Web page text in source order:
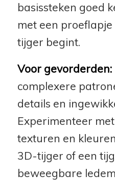
basissteken goed
met een
tijger begint.
Voor gevorderden:
complexere
details en
Experimenteer
texturen en
3D-tijger of een
beweegbare